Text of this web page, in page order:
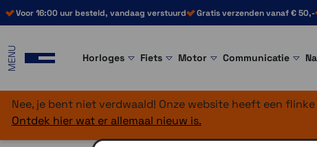
Voor 16:00 uur besteld, vandaag verstuurd Gratis verzenden vanaf € 50,-
MENU Horloges Fiets Motor Communicatie
Nee, je bent niet verdwaald! Onze website heeft een
Ontdek hier wat er allemaal nieuw is.